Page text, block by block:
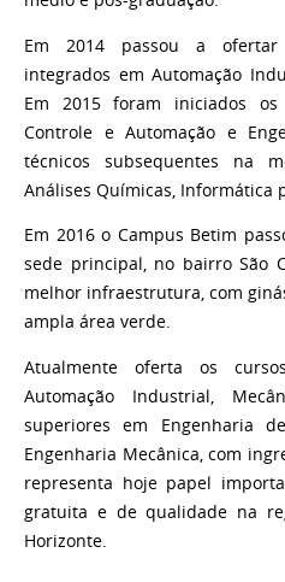
Em 2014 passou a ofertar
integrados em Automação
Em 2015 foram iniciados
Controle e Automação e
técnicos subsequentes na
Análises Químicas, Informática
Em 2016 o Campus Betim
sede principal, no bairro São
melhor infraestrutura, com
ampla área verde.
Atualmente oferta os
Automação Industrial,
superiores em Engenharia
Engenharia Mecânica, com
representa hoje papel
gratuita e de qualidade na
Horizonte.